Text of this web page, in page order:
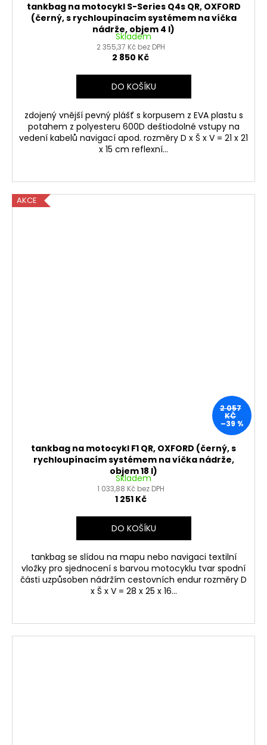
tankbag na motocykl S-Series Q4s QR, OXFORD
(černý, s rychloupínacím systémem na víčka
nádrže, objem 4 l)
Skladem
2 355,37 Kč bez DPH
2 850 Kč
DO KOŠÍKU
zdojený vnější pevný plášť s korpusem z EVA plastu s
potahem z polyesteru 600D deštiodolné vstupy na
vedení kabelů navigací apod. rozměry D x Š x V = 21 x 21
x 15 cm reflexní...
AKCE
2 057
KČ
–39 %
tankbag na motocykl F1 QR, OXFORD (černý, s
rychloupínacím systémem na víčka nádrže,
objem 18 l)
Skladem
1 033,88 Kč bez DPH
1 251 Kč
DO KOŠÍKU
tankbag se slídou na mapu nebo navigaci textilní
vložky pro sjednocení s barvou motocyklu tvar spodní
části uzpůsoben nádržím cestovních endur rozměry D
x Š x V = 28 x 25 x 16...